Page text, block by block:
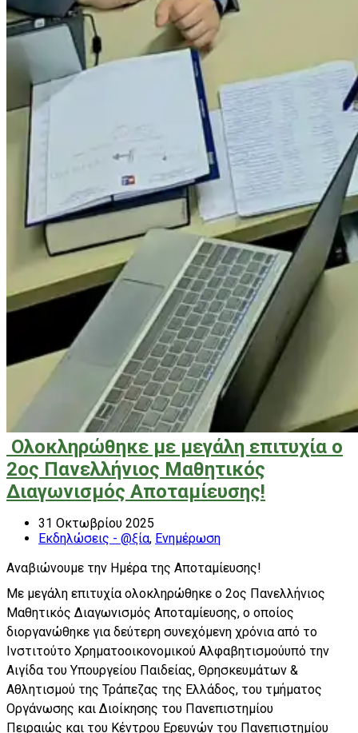
Ολοκληρώθηκε με μεγάλη επιτυχία ο
2ος Πανελλήνιος Μαθητικός
Διαγωνισμός Αποταμίευσης!
31 Οκτωβρίου 2025
Εκδηλώσεις - @ξία, Ενημέρωση
Αναβιώνουμε την Ημέρα της Αποταμίευσης!
Με μεγάλη επιτυχία ολοκληρώθηκε ο 2ος Πανελλήνιος
Μαθητικός Διαγωνισμός Αποταμίευσης, ο οποίος
διοργανώθηκε για δεύτερη συνεχόμενη χρόνια από το
Ινστιτούτο Χρηματοοικονομικού Αλφαβητισμούυπό την
Αιγίδα του Υπουργείου Παιδείας, Θρησκευμάτων &
Αθλητισμού της Τράπεζας της Ελλάδος, του τμήματος
Οργάνωσης και Διοίκησης του Πανεπιστημίου
Πειραιώς και του Κέντρου Ερευνών του Πανεπιστημίου